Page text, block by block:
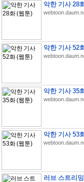
악한 기사 28
악한 기사 52
악한 기사 35
악한 기사 53
러브 스트리